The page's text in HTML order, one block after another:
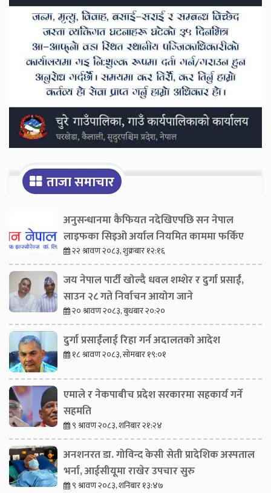
ताजा समाचार
अनुसन्धानमा कैफियत नदेखिएपछि सन नेपाल
लाइफका सिइओ अर्याल नियमित काममा फर्किए
२२ श्रावण २०८३, शुक्रबार १२:१६
जय नेपाल पार्टी खोल्दै धवल शम्शेर र दुर्गा प्रसाईं,
साउन २८ गते निर्वाचन आयोग जाने
२० श्रावण २०८३, बुधबार २०:२०
दुर्गा प्रसाईंलाई रिहा गर्न अदालतको आदेश
१८ श्रावण २०८३, सोमबार १९:०१
एमाले र नेकपाबीच प्रदेश सरकारमा सहकार्य गर्ने
सहमति
९ श्रावण २०८३, शनिबार २१:२४
अनशनरत डा. गोविन्द केसी सेती प्रादेशिक अस्पताल
भर्ना, आईसीयूमा राखेर उपचार सुरु
९ श्रावण २०८३, शनिबार १३:४७